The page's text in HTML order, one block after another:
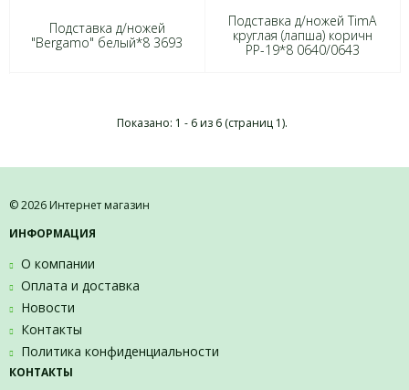
Подставка д/ножей
"Bergamo" белый*8 3693
Подставка д/ножей TimA
круглая (лапша) коричн
РР-19*8 0640/0643
Показано: 1 - 6 из 6 (страниц 1).
© 2026 Интернет магазин
ИНФОРМАЦИЯ
О компании
Оплата и доставка
Новости
Контакты
Политика конфиденциальности
КОНТАКТЫ